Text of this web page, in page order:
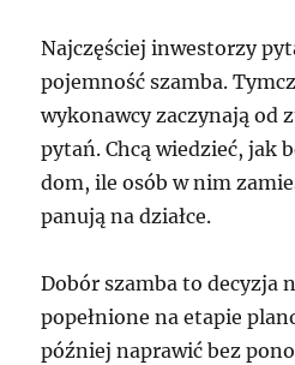
Najczęściej inwestorzy
pojemność szamba.
wykonawcy zaczynają od
pytań. Chcą wiedzieć, jak
dom, ile osób w nim
panują na działce.
Dobór szamba to decyzja
popełnione na etapie
później naprawić bez